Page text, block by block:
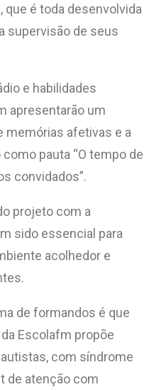
que é toda desenvolvida
supervisão de seus
e habilidades
apresentarão um
memórias afetivas e a
pauta “O tempo de
convidados”.
projeto com a
sido essencial para
acolhedor e
de formandos é que
Escolafm propõe
com síndrome
de atenção com